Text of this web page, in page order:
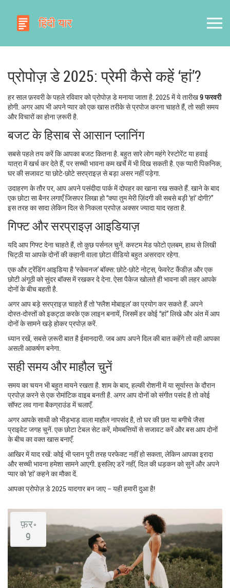
प्रोपोज़ डे 2025: प्रेमी कैसे कहें ‘हां’?
हर साल फ़रवरी के पहले रविवार को प्रोपोज़ डे मनाया जाता है. 2025 में ये तारीख9 फरवरी
होगी. अगर आप भी अपने प्यार को एक खास तरीके से प्रपोज करना चाहते हैं, तो सही समय
और विचारों का होना ज़रूरी है.
बजट के हिसाब से आसान प्लानिंग
सबसे पहले तय करें कि आपका बजट कितना है. बहुत सारे लोग महंगे रेस्टोरेंट या हवाई
यात्रा में खर्च कर देते हैं, पर सच्ची भावना कम खर्चे में भी दिख सकती है. एक प्यारी पिकनिक,
घर की सजावट या छोटे‑छोटे सरप्राइज़ से बड़ा असर नहीं पड़ेगा.
उदाहरण के तौर पर, आप अपने पसंदीदा पार्क में दोपहर का खाना रख सकते हैं. खाने के बाद
एक छोटा सा बैनर लगाएँ जिसपर लिखा हो “क्या तुम मेरी ज़िंदगी की सबसे बड़ी ‘हां’ दोगी?”
इस तरह का सादा लेकिन दिल से निकला प्रपोज़ अक्सर ज्यादा याद रहता है.
गिफ्ट और सरप्राइज़ आइडियाज़
यदि आप गिफ्ट देना चाहते हैं, तो कुछ पर्सनल चुनें. कस्टम मेड फोटो एलबम, हाथ से लिखी
चिट्ठी या आपके दोनों की कहानी वाला छोटा वीडियो बहुत असरदार रहेगा.
एक और ट्रेंडिंग आइडिया है ‘स्केवनज’ बॉक्स: छोटे‑छोटे नोट्स, फेवरेट कैंडीज़ और एक
छोटी अंगूठी को सुंदर बॉक्स में रखकर दे देना. ऐसा पैकेज खोलते ही भावना की लहर आपके
दोनों के बीच बहती है.
अगर आप बड़े सरप्राइज़ चाहते हैं तो ‘फ्लैश मोबाइल’ का प्रयोग कर सकते हैं. अपने
दोस्त‑दोस्तों को इकट्ठा करके एक लाइन बनायें, जिसमें हर कोई “हां” लिखे और अंत में आप
दोनों के सामने खड़े होकर प्रपोज़ करें.
ध्यान रखें, सबसे ज़रूरी बात है ईमानदारी. जब आप अपने दिल की बात कहेंगे तो वही आपका
असली आकर्षण बनेगा.
सही समय और माहौल चुनें
समय का चयन भी बहुत मायने रखता है. शाम के बाद, हल्की रोशनी में या सूर्यास्त के दौरान
प्रपोज़ करने से एक रोमांटिक वाइब बनती है. अगर आप दोनों को संगीत पसंद है तो कोई
सॉफ्ट लव गाना बैकग्राउंड में चलाएँ.
अगर आपके साथी को भीड़भाड़ वाला माहौल नापसंद है, तो घर की छत या बगीचे जैसा
प्राइवेट जगह चुनें. एक छोटा टेबल सेट करें, मोमबत्तियों से सजावट करें और बस आप दोनों
के बीच का वक्त खास बनाएँ.
आखिर में याद रखें: कोई भी प्लान पूरी तरह परफेक्ट नहीं हो सकता, लेकिन आपका इरादा
और सच्ची भावना हमेशा सामने आएगी. इसलिए डरें नहीं, दिल की धड़कन को सुनें और अपने
प्यार को ‘हां’ कहने का मौका दें.
आपका प्रोपोज़ डे 2025 यादगार बन जाए – यही हमारी दुआ है!
फ़र॰
9